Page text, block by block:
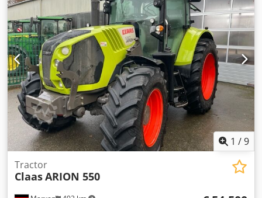
1 /9
Tractor
ClaasARION 550